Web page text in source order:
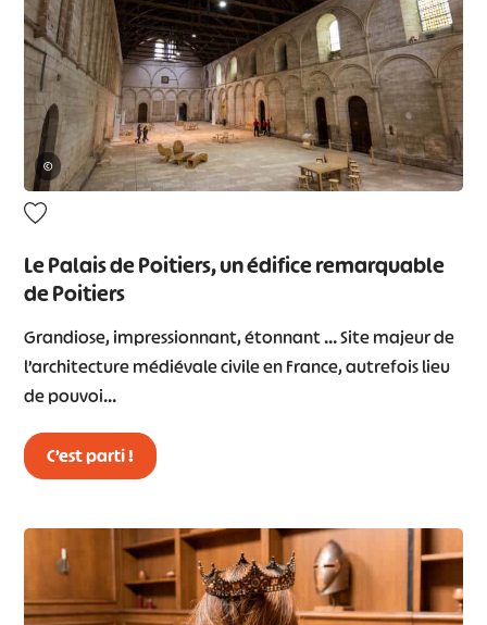
©
Le Palais de Poitiers, un édifice remarquable
de Poitiers
Grandiose, impressionnant, étonnant … Site majeur de
l’architecture médiévale civile en France, autrefois lieu
de pouvoi…
C’est parti !
#
#
#